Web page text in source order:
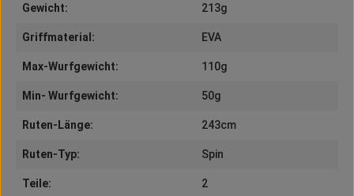
Gewicht: 213g
Griffmaterial: EVA
Max-Wurfgewicht: 110g
Min- Wurfgewicht: 50g
Ruten-Länge: 243cm
Ruten-Typ: Spin
Teile: 2